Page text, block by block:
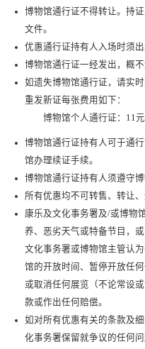
博物馆通行证不得转让。持
文件。
优惠通行证持有人入场时须
博物馆通行证一经发出，概不
如遗失博物馆通行证，请实
重发新证每张费用如下：
博物馆个人通行证：11元
博物馆通行证持有人可于通
馆办理续证手续。
博物馆通行证持有人须遵守
所有优惠均不可转售、转让、
康乐及文化事务署及/或博物
养、恶劣天气或特备节目，
文化事务署或博物馆主管认
馆的开放时间、暂停开放任
或取消任何展览（不论常设
款或作出任何赔偿。
如对所有优惠有关的条款及
化事务署保留就争议的任何